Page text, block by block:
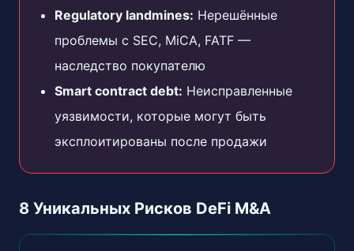
Regulatory landmines: Нерешённые
проблемы с SEC, MiCA, FATF —
наследство покупателю
Smart contract debt: Неисправленные
уязвимости, которые могут быть
эксплоитированы после продажи
8 Уникальных Рисков DeFi M&A